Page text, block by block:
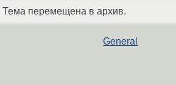
Тема перемещена в архив.
General